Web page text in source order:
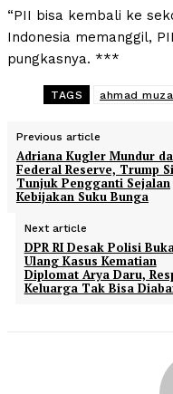
“PII bisa kembali ke
Indonesia memanggil,
pungkasnya. ***
TAGS ahmad
Previous article
Adriana Kugler Mundur
Federal Reserve, Trump
Tunjuk Pengganti Sejalan
Kebijakan Suku Bunga
Next article
DPR RI Desak Polisi
Ulang Kasus Kematian
Diplomat Arya Daru,
Keluarga Tak Bisa